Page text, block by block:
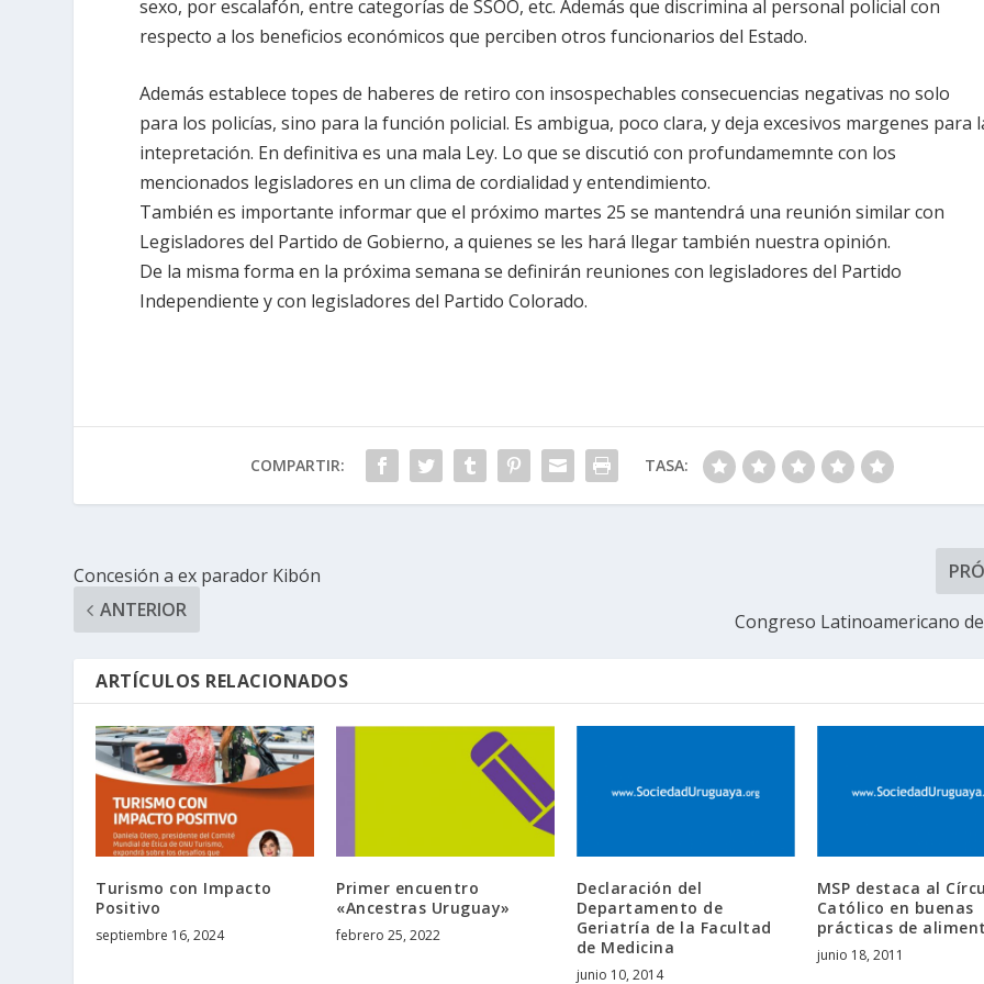
sexo, por escalafón, entre categorías de SSOO, etc. Además que discrimina al personal policial con
respecto a los beneficios económicos que perciben otros funcionarios del Estado.
Además establece topes de haberes de retiro con insospechables consecuencias negativas no solo
para los policías, sino para la función policial. Es ambigua, poco clara, y deja excesivos margenes para
intepretación. En definitiva es una mala Ley. Lo que se discutió con profundamemnte con los
mencionados legisladores en un clima de cordialidad y entendimiento.
También es importante informar que el próximo martes 25 se mantendrá una reunión similar con
Legisladores del Partido de Gobierno, a quienes se les hará llegar también nuestra opinión.
De la misma forma en la próxima semana se definirán reuniones con legisladores del Partido
Independiente y con legisladores del Partido Colorado.
COMPARTIR: TASA:
Concesión a ex parador Kibón
ANTERIOR
Congreso Latinoamericano de
ARTÍCULOS RELACIONADOS
Turismo con Impacto
Positivo
septiembre 16, 2024
Primer encuentro
«Ancestras Uruguay»
febrero 25, 2022
Declaración del
Departamento de
Geriatría de la Facultad
de Medicina
junio 10, 2014
MSP destaca al
Católico en buenas
prácticas de
junio 18, 2011